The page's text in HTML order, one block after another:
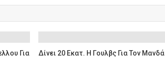
Για
Δίνει 20 Εκατ. Η Γουλβς Για Τον Μανδά